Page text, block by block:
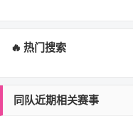
🔥 热门搜索
同队近期相关赛事